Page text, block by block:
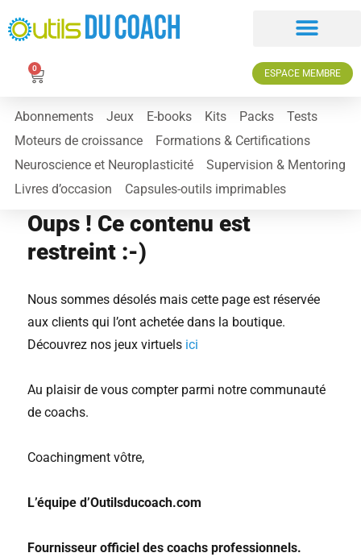
0 ESPACE MEMBRE
Abonnements Jeux E-books Kits Packs
Tests
Moteurs de croissance
Formations & Certifications
Neuroscience et Neuroplasticité
Supervision & Mentoring
Livres d’occasion
Capsules-outils imprimables
Oups ! Ce contenu est
restreint :-)
Nous sommes désolés mais cette page est réservée
aux clients qui l’ont achetée dans la boutique.
Découvrez nos jeux virtuels ici
Au plaisir de vous compter parmi notre communauté
de coachs.
Coachingment vôtre,
L’équipe d’Outilsducoach.com
Fournisseur officiel des coachs professionnels.